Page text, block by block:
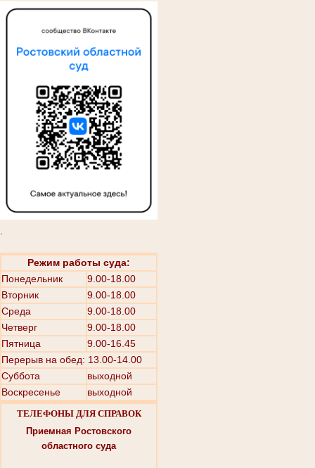
Режим работы суда:
Понедельник
9.00-18.00
Вторник
9.00-18.00
Среда
9.00-18.00
Четверг
9.00-18.00
Пятница
9.00-16.45
Перерыв на обед: 13.00-14.00
Суббота
выходной
Воскресенье
выходной
ТЕЛЕФОНЫ ДЛЯ СПРАВОК
Приемная Ростовского
областного суда